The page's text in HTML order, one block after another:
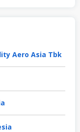
Aero Asia Tbk